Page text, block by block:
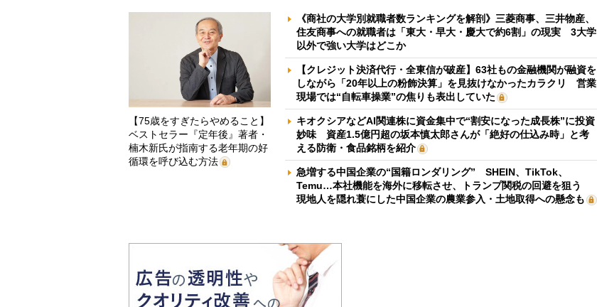
【75歳をすぎたらやめること】
ベストセラー『定年後』著者・
楠木新氏が指南する老年期の好
循環を呼び込む方法
《商社の大学別就職者数ランキングを解剖》三菱商事、三井物産、
住友商事への就職者は「東大・早大・慶大で約6割」の現実 3大学
以外で強い大学はどこか
【クレジット決済代行・全東信が破産】63社もの金融機関が融資を
しながら「20年以上の粉飾決算」を見抜けなかったカラクリ 営業
現場では“自転車操業”の焦りも表出していた
キオクシアなどAI関連株に資金集中で“割安になった成長株”に投資
妙味 資産1.5億円超の坂本慎太郎さんが「絶好の仕込み時」と考
える防衛・食品銘柄を紹介
急増する中国企業の“国籍ロンダリング” SHEIN、TikTok、
Temu…本社機能を海外に移転させ、トランプ関税の回避を狙う
現地人を隠れ蓑にした中国企業の農業参入・土地取得への懸念も